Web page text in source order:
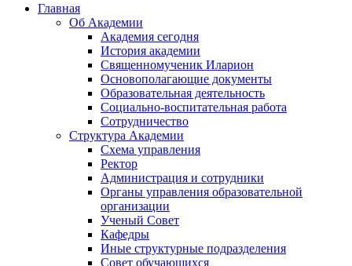
Главная
Об Академии
Академия сегодня
История академии
Священномученик Иларион
Основополагающие документы
Образовательная деятельность
Социально-воспитательная работа
Сотрудничество
Структура Академии
Схема управления
Ректор
Администрация и сотрудники
Органы управления образовательной
организации
Ученый Совет
Кафедры
Иные структурные подразделения
Совет обучающихся